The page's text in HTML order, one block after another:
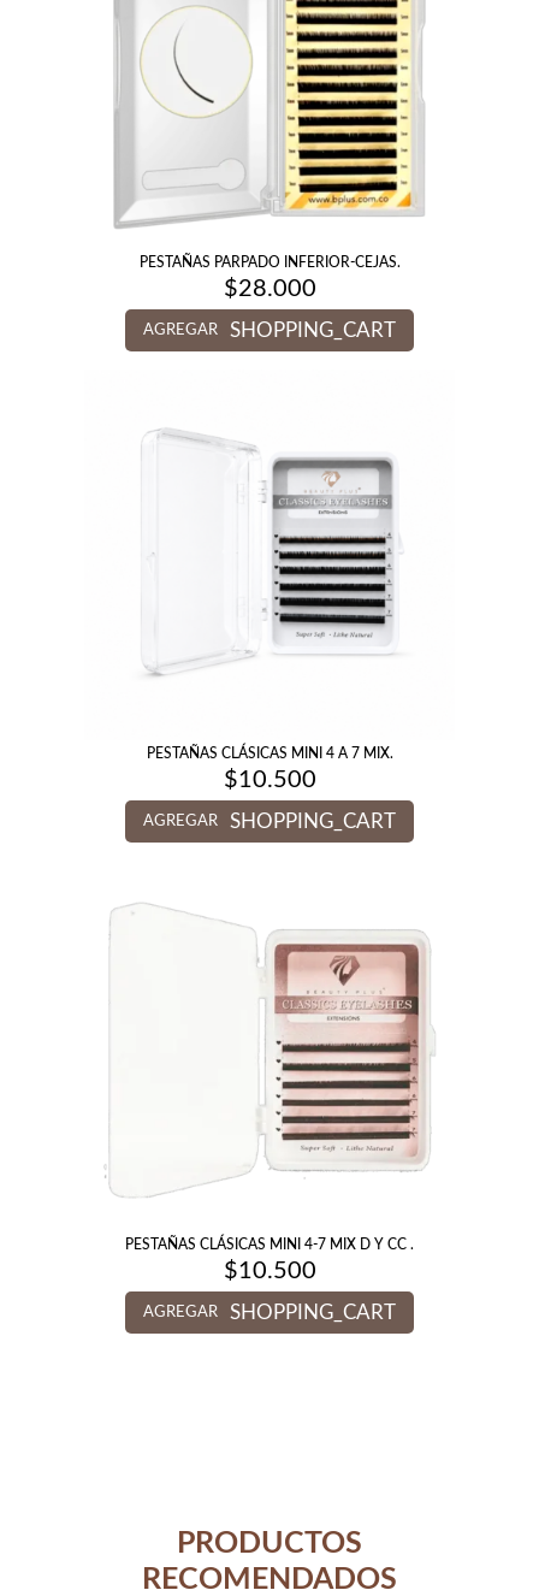
PESTAÑAS PARPADO INFERIOR-CEJAS.
$28.000
AGREGAR SHOPPING_CART
PESTAÑAS CLÁSICAS MINI 4 A 7 MIX.
$10.500
AGREGAR SHOPPING_CART
PESTAÑAS CLÁSICAS MINI 4-7 MIX D Y CC .
$10.500
AGREGAR SHOPPING_CART
PRODUCTOS
RECOMENDADOS